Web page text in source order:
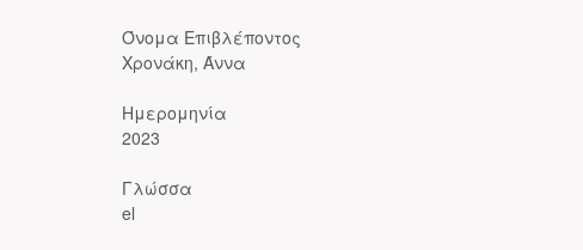
Όνομα Επιβλέποντος
Χρονάκη, Άννα
Ημερομηνία
2023
Γλώσσα
el